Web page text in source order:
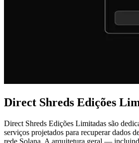
Direct Shreds Edições
Direct Shreds Edições Limitadas são
serviços projetados para recuperar dados